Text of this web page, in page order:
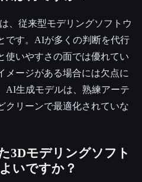
、従来型モデリングソフトウ
です。AIが多くの判断を代行
使いやすさの面では優れてい
メージがある場合には欠点に
AI生成モデルは、熟練アーテ
クリーンで最適化されていな
3Dモデリングソフト
いですか？